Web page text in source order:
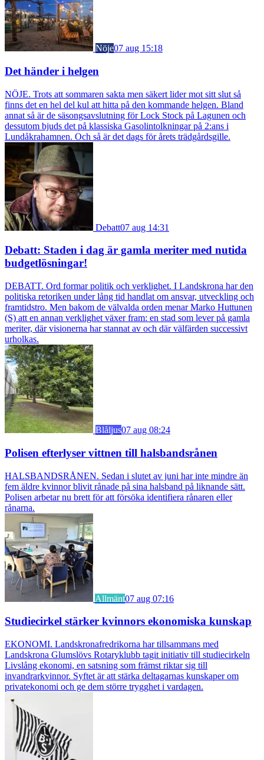
Nöje07 aug 15:18
Det händer i helgen
NÖJE. Trots att sommaren sakta men säkert lider mot sitt slut så
finns det en hel del kul att hitta på den kommande helgen. Bland
annat så är de säsongsavslutning för Lock Stock på Lagunen och
dessutom bjuds det på klassiska Gasolintolkningar på 2:ans i
Lundåkrahamnen. Och så är det dags för årets trädgårdsgille.
Debatt07 aug 14:31
Debatt: Staden i dag är gamla meriter med nutida
budgetlösningar!
DEBATT. Ord formar politik och verklighet. I Landskrona har den
politiska retoriken under lång tid handlat om ansvar, utveckling och
framtidstro. Men bakom de välvalda orden menar Marko Huttunen
(S) att en annan verklighet växer fram: en stad som lever på gamla
meriter, där visionerna har stannat av och där välfärden successivt
urholkas.
Blåljus07 aug 08:24
Polisen efterlyser vittnen till halsbandsrånen
HALSBANDSRÅNEN. Sedan i slutet av juni har inte mindre än
fem äldre kvinnor blivit rånade på sina halsband på liknande sätt.
Polisen arbetar nu brett för att försöka identifiera rånaren eller
rånarna.
Allmänt07 aug 07:16
Studiecirkel stärker kvinnors ekonomiska kunskap
EKONOMI. Landskronafredrikorna har tillsammans med
Landskrona Glumslövs Rotaryklubb tagit initiativ till studiecirkeln
Livslång ekonomi, en satsning som främst riktar sig till
invandrarkvinnor. Syftet är att stärka deltagarnas kunskaper om
privatekonomi och ge dem större trygghet i vardagen.